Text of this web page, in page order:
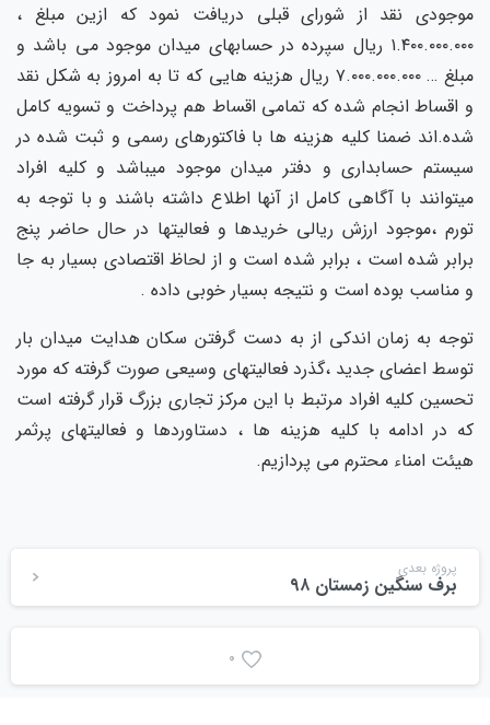
موجودی نقد از شورای قبلی دریافت نمود که ازین مبلغ ،
۱.۴۰۰.۰۰۰.۰۰۰ ریال سپرده در حسابهای میدان موجود می باشد و
مبلغ … ۷.۰۰۰.۰۰۰.۰۰۰ ریال هزینه هایی که تا به امروز به شکل نقد
و اقساط انجام شده که تمامی اقساط هم پرداخت و تسویه کامل
شده.اند ضمنا کلیه هزینه ها با فاکتورهای رسمی و ثبت شده در
سیستم حسابداری و دفتر میدان موجود میباشد و کلیه افراد
میتوانند با آگاهی کامل از آنها اطلاع داشته باشند و با توجه به
تورم ،موجود ارزش ریالی خریدها و فعالیتها در حال حاضر پنج
برابر شده است ، برابر شده است و از لحاظ اقتصادی بسیار به جا
و مناسب بوده است و نتیجه بسیار خوبی داده .
توجه به زمان اندکی از به دست گرفتن سکان هدایت میدان بار
توسط اعضای جدید ،گذرد فعالیتهای وسیعی صورت گرفته که مورد
تحسین کلیه افراد مرتبط با این مرکز تجاری بزرگ قرار گرفته است
که در ادامه با کلیه هزینه ها ، دستاوردها و فعالیتهای پرثمر
هیئت امناء محترم می پردازیم.
پروژه بعدی
برف سنگین زمستان ۹۸
0